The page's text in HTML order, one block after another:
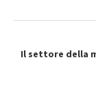
Il settore della